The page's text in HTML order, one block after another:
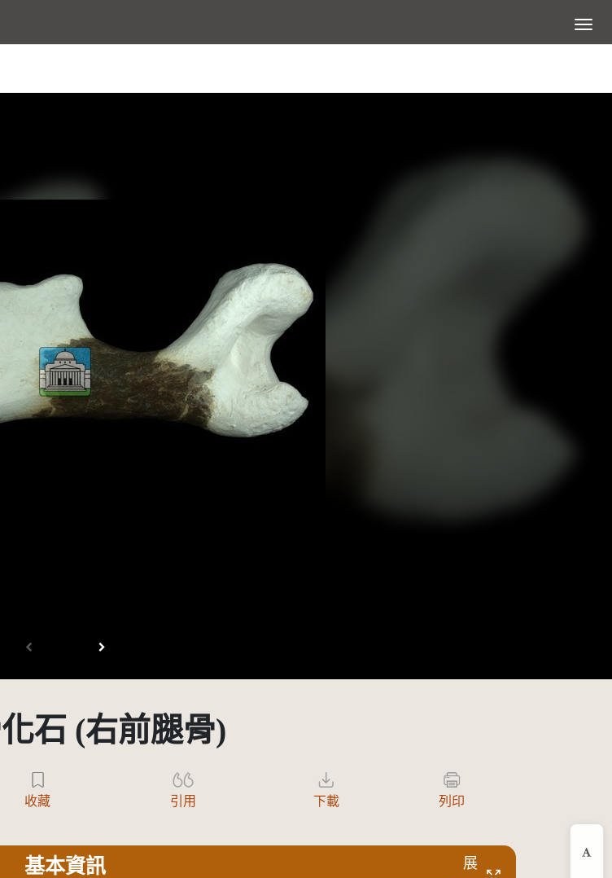
展開選
台灣及其後版本(CC BY-NC 3.0 TW +)
石 (右前腿骨)
收藏 引用 下載 列印
基本資訊
展